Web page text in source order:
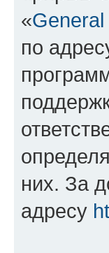
«
по
них. За
адресу